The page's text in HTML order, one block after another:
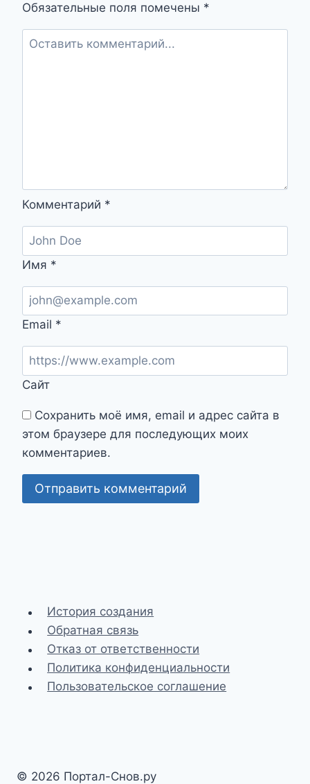
СИГНАЛ?
Обязательные поля помечены *
Комментарий *
Имя *
Email *
Сайт
Сохранить моё имя, email и адрес сайта в
этом браузере для последующих моих
комментариев.
История создания
Обратная связь
Отказ от ответственности
Политика конфиденциальности
Пользовательское соглашение
© 2026 Портал-Снов.ру